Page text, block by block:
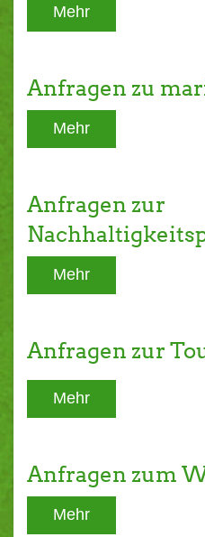
Mehr
Anfragen zu
Mehr
Anfragen zur
Mehr
Anfragen zur
Mehr
Anfragen zum
Mehr